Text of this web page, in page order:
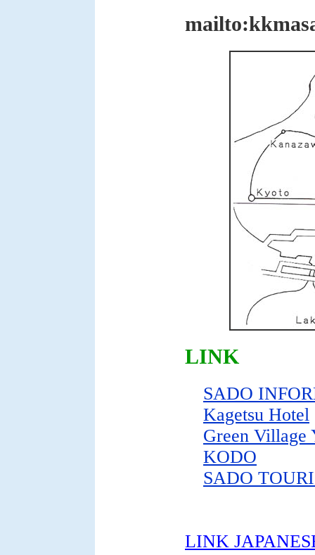
LINK
SADO
Kagetsu Hotel
Green Village
KODO
SADO
LINK